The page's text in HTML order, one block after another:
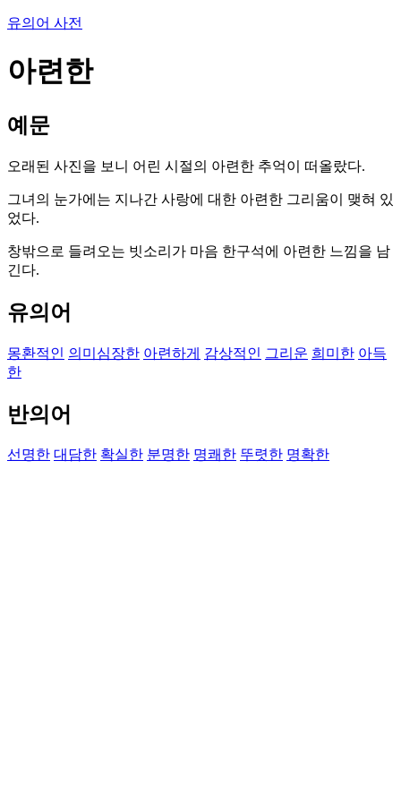
유의어 사전
아련한
예문
오래된 사진을 보니 어린 시절의 아련한 추억이 떠올랐다.
그녀의 눈가에는 지나간 사랑에 대한 아련한 그리움이 맺혀 있
었다.
창밖으로 들려오는 빗소리가 마음 한구석에 아련한 느낌을 남
긴다.
유의어
몽환적인 의미심장한 아련하게 감상적인 그리운 희미한 아득
한
반의어
선명한 대담한 확실한 분명한 명쾌한 뚜렷한 명확한